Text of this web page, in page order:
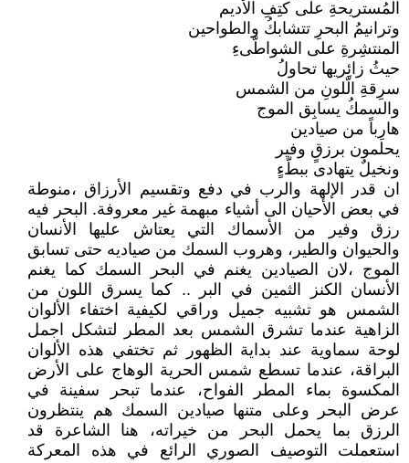
المُستريحةِ على كتِفِ الأديم
وترانيمُ البحرِ تتشابكُ والطواحين
المنتشِرةِ على الشواطّىءِ
حيثُ زائِريها تحاولُ
سرِقةِ الّلونِ من الشمس
والسمكُ يسابِق الموج
هارِباً من صيادين
يحلمون برزقٍ وفير
ونخيلٌ يتهادى ببطّءٍ
ان قدر الإلهة والرب في دفع وتقسيم الأرزاق ،منوطة
في بعض الأحيان الى أشياء مبهمة غير معروفة. البحر فيه
رزق وفير من الأسماك التي يعتاش عليها الأنسان
والحيوان والطير، وهروب السمك من صياديه حتى تسابق
الموج ،لان الصيادين يغنم في البحر السمك كما يغنم
الأنسان الكنز الثمين في البر .. كما يسرق اللون من
الشمس هو تشبيه جميل وراقي لكيفية اختفاء الألوان
الزاهية عندما تشرق الشمس بعد المطر لتشكل اجمل
لوحة سماوية عند بداية الظهور ثم تختفي هذه الألوان
البراقة، عندما تسطع شمس الحرية الوهاج على الأرض
المكسوة بماء المطر الفواح، عندما تبحر سفينة في
عرض البحر وعلى متنها صيادين السمك هم ينتظرون
الرزق بما يحمل البحر من خيراته، هنا الشاعرة قد
استعملت التوصيف الصوري الرائع في هذه المعركة